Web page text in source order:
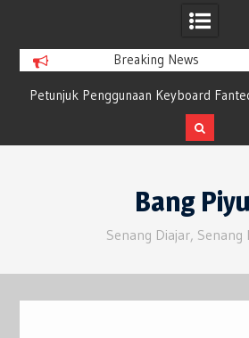
Breaking News
Petunjuk Penggunaan Keyboard
Maxfit61 Frost Wireless Mechanical
Bang
Senang Diajar, Senang